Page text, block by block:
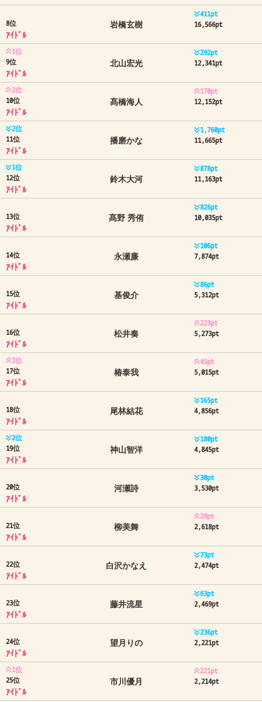
8位
ｱｲﾄﾞﾙ
岩橋玄樹
411pt
16,566pt
1位
9位
ｱｲﾄﾞﾙ
北山宏光
292pt
12,341pt
2位
10位
ｱｲﾄﾞﾙ
髙橋海人
170pt
12,152pt
2位
11位
ｱｲﾄﾞﾙ
播磨かな
1,760pt
11,665pt
1位
12位
ｱｲﾄﾞﾙ
鈴木大河
878pt
11,163pt
13位
ｱｲﾄﾞﾙ
髙野 秀侑
826pt
10,035pt
14位
ｱｲﾄﾞﾙ
永瀬廉
106pt
7,874pt
15位
ｱｲﾄﾞﾙ
基俊介
86pt
5,312pt
16位
ｱｲﾄﾞﾙ
松井奏
223pt
5,273pt
2位
17位
ｱｲﾄﾞﾙ
椿泰我
45pt
5,015pt
18位
ｱｲﾄﾞﾙ
尾林結花
165pt
4,856pt
2位
19位
ｱｲﾄﾞﾙ
神山智洋
180pt
4,845pt
20位
ｱｲﾄﾞﾙ
河瀬詩
30pt
3,530pt
21位
ｱｲﾄﾞﾙ
柳美舞
29pt
2,618pt
22位
ｱｲﾄﾞﾙ
白沢かなえ
73pt
2,474pt
23位
ｱｲﾄﾞﾙ
藤井流星
63pt
2,469pt
24位
ｱｲﾄﾞﾙ
望月りの
236pt
2,221pt
1位
25位
ｱｲﾄﾞﾙ
市川優月
221pt
2,214pt